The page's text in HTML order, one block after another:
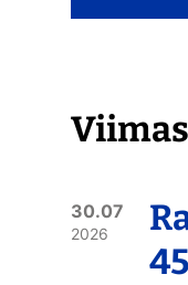
30.07
2026